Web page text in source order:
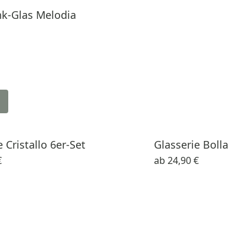
Glas Melodia
Cristallo 6er-Set Glasserie Bolla
ab 24,90 €